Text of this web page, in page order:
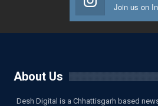
Join us on
About Us
Desh Digital is a Chhattisgarh based